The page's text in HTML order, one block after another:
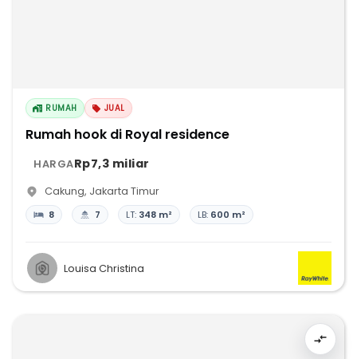
RUMAH JUAL
Rumah hook di Royal residence
HARGARp7,3 miliar
Cakung, Jakarta Timur
8 7 LT: 348 m² LB: 600 m²
Louisa Christina